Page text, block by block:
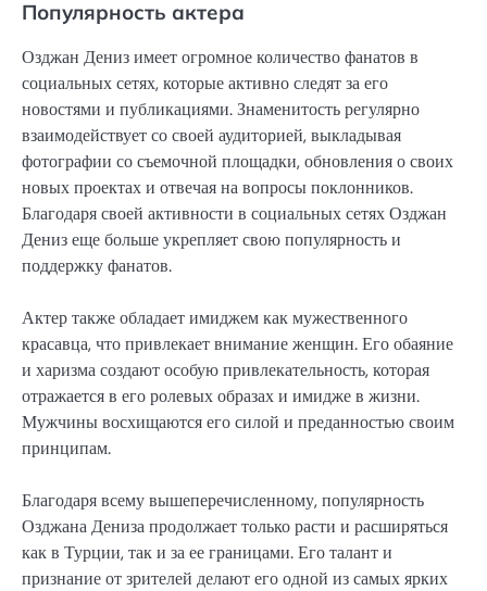
Популярность актера
Озджан Дениз имеет огромное количество фанатов в
социальных сетях, которые активно следят за его
новостями и публикациями. Знаменитость регулярно
взаимодействует со своей аудиторией, выкладывая
фотографии со съемочной площадки, обновления о своих
новых проектах и отвечая на вопросы поклонников.
Благодаря своей активности в социальных сетях Озджан
Дениз еще больше укрепляет свою популярность и
поддержку фанатов.
Актер также обладает имиджем как мужественного
красавца, что привлекает внимание женщин. Его обаяние
и харизма создают особую привлекательность, которая
отражается в его ролевых образах и имидже в жизни.
Мужчины восхищаются его силой и преданностью своим
принципам.
Благодаря всему вышеперечисленному, популярность
Озджана Дениза продолжает только расти и расширяться
как в Турции, так и за ее границами. Его талант и
признание от зрителей делают его одной из самых ярких